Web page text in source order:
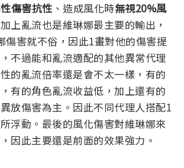
傷害抗性 、造成風化時無視20%風
加上亂流也是維琳娜最主要的輸出，
傷害就不俗，因此1畫對他的傷害提
不過能和亂流適配的其他異常代理
的亂流倍率還是會不太一樣，有的
有的角色亂流收益低，加上還有的
放傷害為主。因此不同代理人搭配1
浮動。最後的風化傷害對維琳娜來
因此主要還是前面的效果強力。